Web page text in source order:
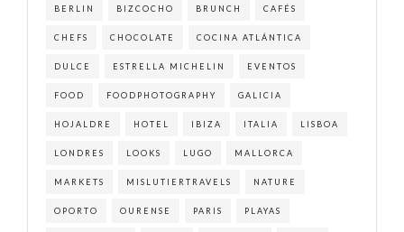
BERLIN BIZCOCHO BRUNCH CAFÉS
CHEFS CHOCOLATE COCINA ATLÁNTICA
DULCE ESTRELLA MICHELIN EVENTOS
FOOD FOODPHOTOGRAPHY GALICIA
HOJALDRE HOTEL IBIZA ITALIA LISBOA
LONDRES LOOKS LUGO MALLORCA
MARKETS MISLUTIERTRAVELS NATURE
OPORTO OURENSE PARIS PLAYAS